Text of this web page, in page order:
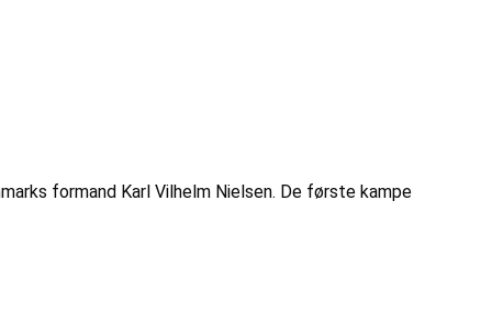
formand Karl Vilhelm Nielsen. De første kampe